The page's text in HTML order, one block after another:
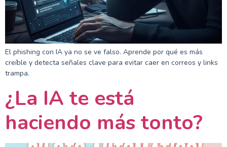
El phishing con IA ya no se ve falso. Aprende por qué es más
creíble y detecta señales clave para evitar caer en correos y links
trampa.
¿La IA te está
haciendo más tonto?